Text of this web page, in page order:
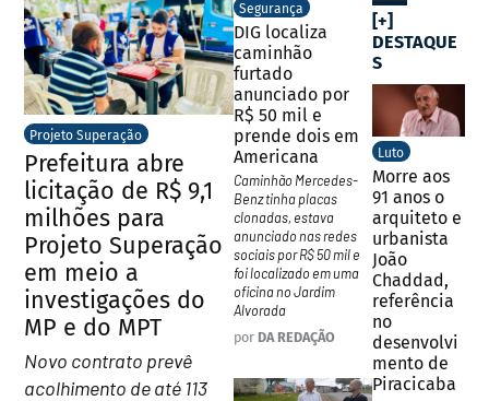
Projeto Superação
Prefeitura abre
licitação de R$ 9,1
milhões para
Projeto Superação
em meio a
investigações do
MP e do MPT
Novo contrato prevê
acolhimento de até 113
Segurança
DIG localiza
caminhão
furtado
anunciado por
R$ 50 mil e
prende dois em
Americana
Caminhão Mercedes-
Benz tinha placas
clonadas, estava
anunciado nas redes
sociais por R$ 50 mil e
foi localizado em uma
oficina no Jardim
Alvorada
por DA REDAÇÃO
[+]
DESTAQUE
S
Luto
Morre aos
91 anos o
arquiteto e
urbanista
João
Chaddad,
referência
no
desenvolvi
mento de
Piracicaba